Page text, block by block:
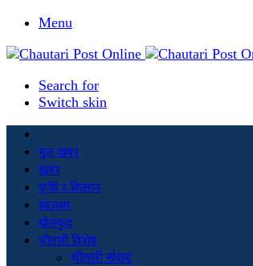
Menu
Search for
Switch skin
मूल खबर
खबर
कृषि र किसान
स्वास्थ्य
खेलकुद
चौतारी विशेष
चौतारी संवाद